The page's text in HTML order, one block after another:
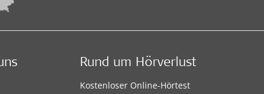
Rund um Hörverlust
Kostenloser Online-Hörtest